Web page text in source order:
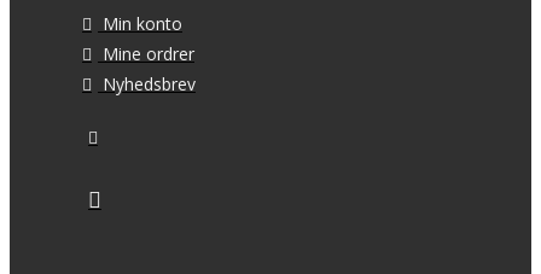
Min konto
Mine ordrer
Nyhedsbrev